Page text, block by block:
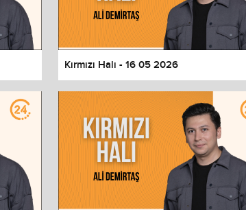
Kırmızı Halı - 16 05 2026